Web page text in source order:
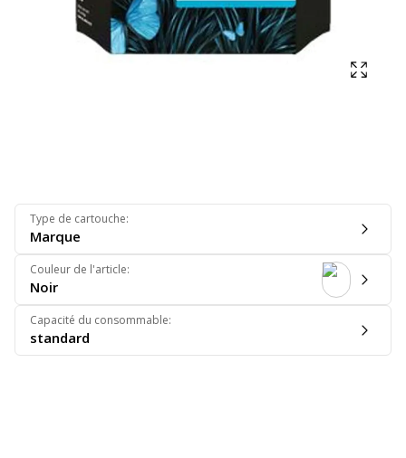
Type de cartouche:
Marque
Couleur de l'article:
Noir
Capacité du consommable:
standard